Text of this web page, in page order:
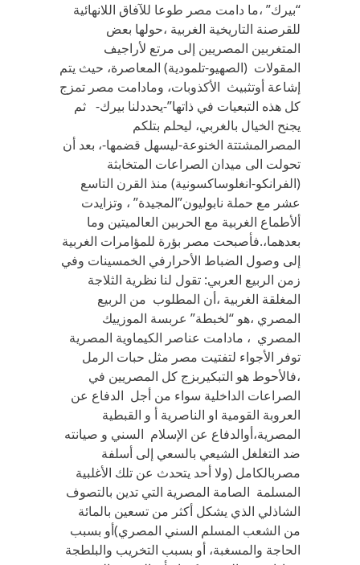
“بيرك” ،ما دامت مصر طوعا للآفاق اللانهائية
للقرصنة التاريخية الغربية ،حولها بعض
المتغربين المصريين إلى مرتع لأراجيف
المقولات (الصهيو-تلمودية) المعاصرة، حيث يتم
إشاعة أوتثبيث الأكذوبات، ومادامت مصر تمزج
كل هذه التبعيات في ذاتها”-يحددلنا بيرك- ثم
يجنح الخيال بالغربي، ليحلم بتلكم
المصرالمشتتة الخنوعة-ليسهل قضمها-، بعد أن
تحولت الى ميدان الصراعات المتخابثة
(الفرانكو-انغلوساكسونية) منذ القرن التاسع
عشر مع حملة نابوليون”المجيدة” ، وتزايدت
ألأطماع الغربية مع الحربين العالميتين وما
بعدهما،.فأصبحت مصر بؤرة للمؤامرات الغربية
إلى وصول الضباط الأحرارفي الخمسينات وفي
زمن الربيع العربي: تقول لنا نظرية الثلاجة
المغلقة الغربية ،أن المطلوب من الربيع
المصري ،هو “لخبطة” عربسة الموزييك
المصري ، مادامت عناصر الكيماوية المصرية
توفر الأجواء لتفتيت مصر مثل حبات الرمل
،فالأحوط هو التبكيربزج كل المصريين في
الصراعات الداخلية سواء من أجل الدفاع عن
العروبة القومية او الناصرية أ و القبطية
المصرية،أوالدفاع عن الإسلام السني و صيانته
ضد التغلغل الشيعي بالسعي إلى أسلفة
مصربالكامل (ولا أحد يتحدث عن تلك الأغلبية
المسلمة الصامة المصرية التي تدين بالتصوف
الشاذلي الذي يشكل أكثر من تسعين بالمائة
من الشعب المسلم السني المصري)أو بسبب
الحاجة والمسغبة، أو بسبب التخريب والبلطجة